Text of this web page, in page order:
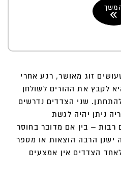
זוג מאושר, רגע אחרי
לקבץ את ההורים לשולחן
שני הצדדים נדרשים
ניתן יהיה לגשת
רבות – בין אם מדובר בחוסר
ישנן הרבה הוצאות או מספר
הצדדים אין אמצעים